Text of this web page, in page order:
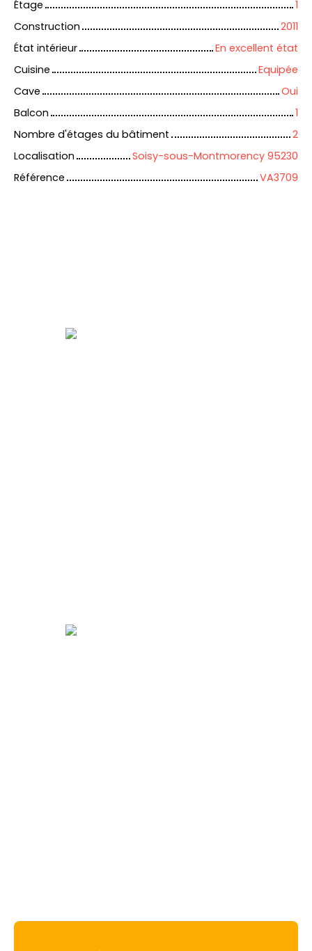
Étage
1
Construction
2011
État intérieur
En excellent état
Cuisine
Equipée
Cave
Oui
Balcon
1
Nombre d'étages du bâtiment
2
Localisation
Soisy-sous-Montmorency 95230
Référence
VA3709